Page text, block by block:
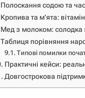
Полоскання содою та
Кропива та м’ята:
Мед з молоком: солодка
Таблиця порівняння
Типові помилки
Практичні кейси:
Довгострокова